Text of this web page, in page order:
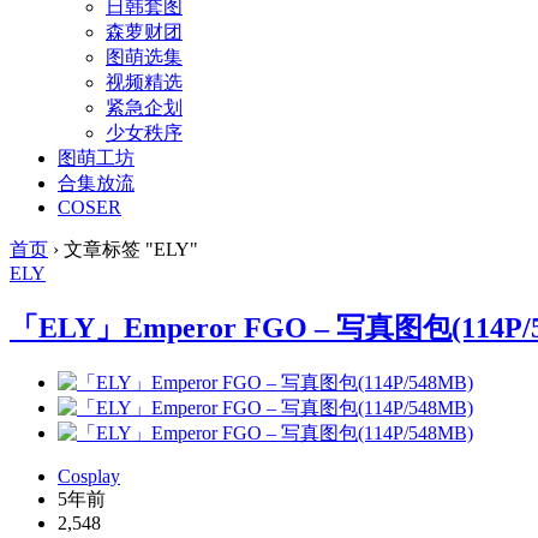
日韩套图
森萝财团
图萌选集
视频精选
紧急企划
少女秩序
图萌工坊
合集放流
COSER
首页 › 文章标签 "ELY"
ELY
「ELY」Emperor FGO – 写真图包
Cosplay
5年前
2,548